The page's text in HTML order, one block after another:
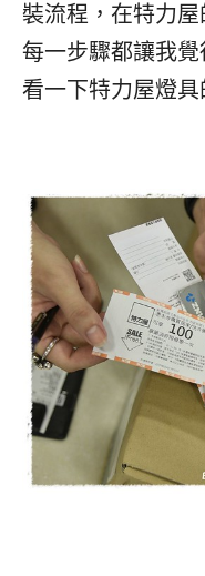
裝流程，在特力屋
每一步驟都讓我
看一下特力屋燈具